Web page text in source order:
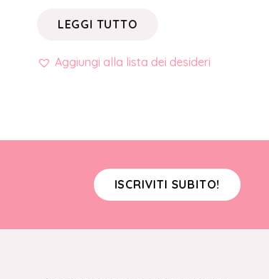
LEGGI TUTTO
Aggiungi alla lista dei desideri
ISCRIVITI SUBITO!